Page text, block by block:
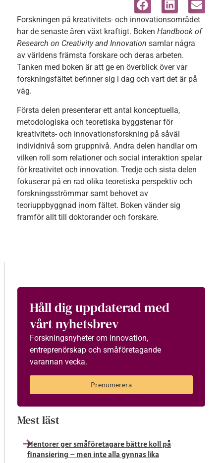
Forskningen på kreativitets- och innovationsområdet
har de senaste åren växt kraftigt. Boken Handbook of
Research on Creativity and Innovation samlar några
av världens främsta forskare och deras arbeten.
Tanken med boken är att ge en överblick över var
forskningsfältet befinner sig i dag och vart det är på
väg.
Första delen presenterar ett antal konceptuella,
metodologiska och teoretiska byggstenar för
kreativitets- och innovationsforskning på såväl
individnivå som gruppnivå. Andra delen handlar om
vilken roll som relationer och social interaktion spelar
för kreativitet och innovation. Tredje och sista delen
fokuserar på en rad olika teoretiska perspektiv och
forskningsströmmar samt behovet av
teoriuppbyggnad inom fältet. Boken vänder sig
framför allt till doktorander och forskare.
Håll dig uppdaterad med
vårt nyhetsbrev
Forskningsnyheter om innovation,
entreprenörskap och småföretagande
varannan vecka.
Prenumerera
Mest läst
Mentorer ger småföretagare bättre koll på
finansiering – men inte alla gynnas lika